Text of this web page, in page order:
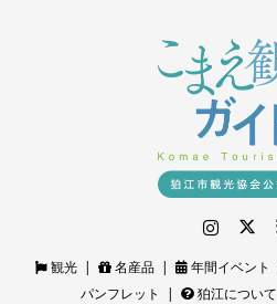
観光 名産品 年間イベント
パンフレット
狛江について